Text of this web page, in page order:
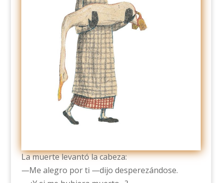
La muerte levantó la cabeza:
—Me alegro por ti —dijo desperezándose.